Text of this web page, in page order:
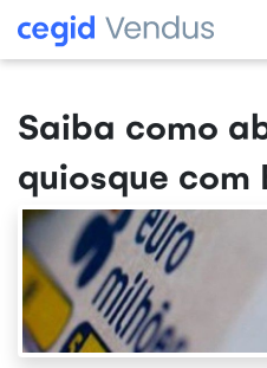
Saiba como
quiosque com